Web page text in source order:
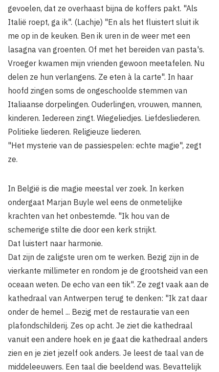
gevoelen, dat ze overhaast bijna de koffers pakt. "Als
Italië roept, ga ik". (Lachje) "En als het fluistert sluit ik
me op in de keuken. Ben ik uren in de weer met een
lasagna van groenten. Of met het bereiden van pasta's.
Vroeger kwamen mijn vrienden gewoon meetafelen. Nu
delen ze hun verlangens. Ze eten à la carte". In haar
hoofd zingen soms de ongeschoolde stemmen van
Italiaanse dorpelingen. Ouder­lingen, vrouwen, mannen,
kin­deren. Iedereen zingt. Wiegelied­jes. Liefdesliederen.
Politieke liederen. Religieuze liederen.
"Het mysterie van de passie­spelen: echte magie", zegt
ze.
In België is die magie meestal ver zoek. In kerken
ondergaat Marjan Buyle wel eens de onmetelijke
krachten van het onbestemde. "Ik hou van de
schemerige stilte die door een kerk strijkt.
Dat luistert naar harmonie.
Dat zijn de zaligste uren om te werken. Bezig zijn in de
vierkante millimeter en rondom je de grootsheid van een
oceaan weten. De echo van een tik". Ze zegt vaak aan de
kathedraal van Antwerpen terug te denken: "Ik zat daar
onder de hemel ... Bezig met de restauratie van een
plafondschilderij. Zes op acht. Je ziet die kathedraal
vanuit een andere hoek en je gaat die kathedraal anders
zien en je ziet jezelf ook anders. Je leest de taal van de
middeleeuwers. Een taal die beeldend was. Bevattelijk